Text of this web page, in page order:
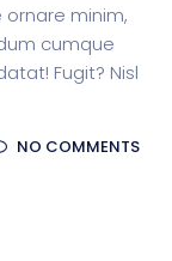
minim,
cumque
Fugit? Nisl
NO COMMENTS